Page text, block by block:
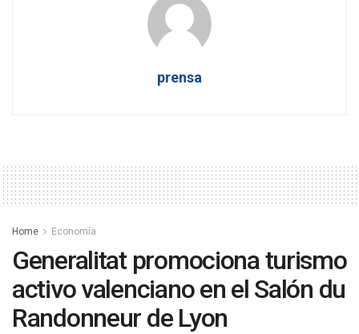
prensa
Home Economía
Generalitat promociona turismo
activo valenciano en el Salón du
Randonneur de Lyon